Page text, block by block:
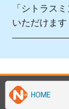
「シトラス
いただけます
HOME